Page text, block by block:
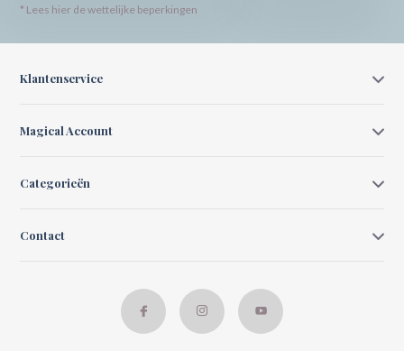
* Lees hier de wettelijke beperkingen
Klantenservice
Magical Account
Categorieën
Contact